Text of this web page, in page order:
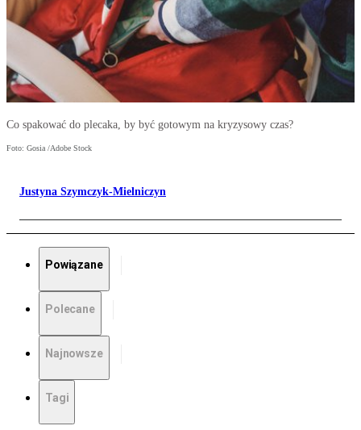
Co spakować do plecaka, by być gotowym na kryzysowy czas?
Foto: Gosia /Adobe Stock
Justyna Szymczyk-Mielniczyn
Powiązane
Polecane
Najnowsze
Tagi